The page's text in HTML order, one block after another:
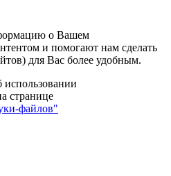
о Вашем
и помогают нам сделать
для Вас более удобным.
странице
файлов"